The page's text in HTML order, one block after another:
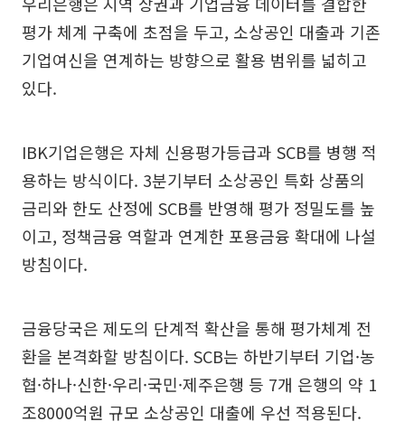
평가 체계 구축에 초점을 두고, 소상공인 대출과 기존
기업여신을 연계하는 방향으로 활용 범위를 넓히고
있다.
IBK기업은행은 자체 신용평가등급과 SCB를 병행 적
용하는 방식이다. 3분기부터 소상공인 특화 상품의
금리와 한도 산정에 SCB를 반영해 평가 정밀도를 높
이고, 정책금융 역할과 연계한 포용금융 확대에 나설
방침이다.
금융당국은 제도의 단계적 확산을 통해 평가체계 전
환을 본격화할 방침이다. SCB는 하반기부터 기업·농
협·하나·신한·우리·국민·제주은행 등 7개 은행의 약 1
조8000억원 규모 소상공인 대출에 우선 적용된다.